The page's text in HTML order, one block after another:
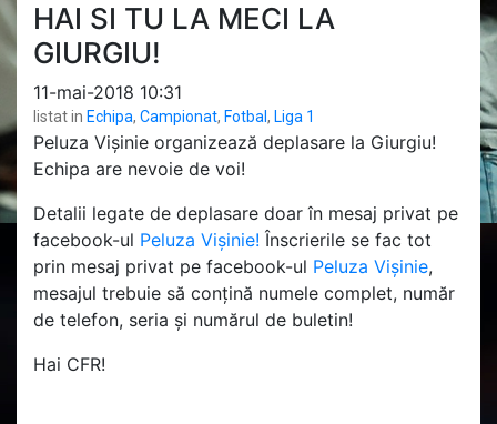
HAI SI TU LA MECI LA
GIURGIU!
11-mai-2018 10:31
listat in Echipa, Campionat, Fotbal , Liga 1
Peluza Vișinie organizează deplasare la Giurgiu!
Echipa are nevoie de voi!
Detalii legate de deplasare doar în mesaj privat pe
facebook-ul Peluza Vișinie! Înscrierile se fac tot
prin mesaj privat pe facebook-ul Peluza Vișinie,
mesajul trebuie să conțină numele complet, număr
de telefon, seria şi numărul de buletin!
Hai CFR!